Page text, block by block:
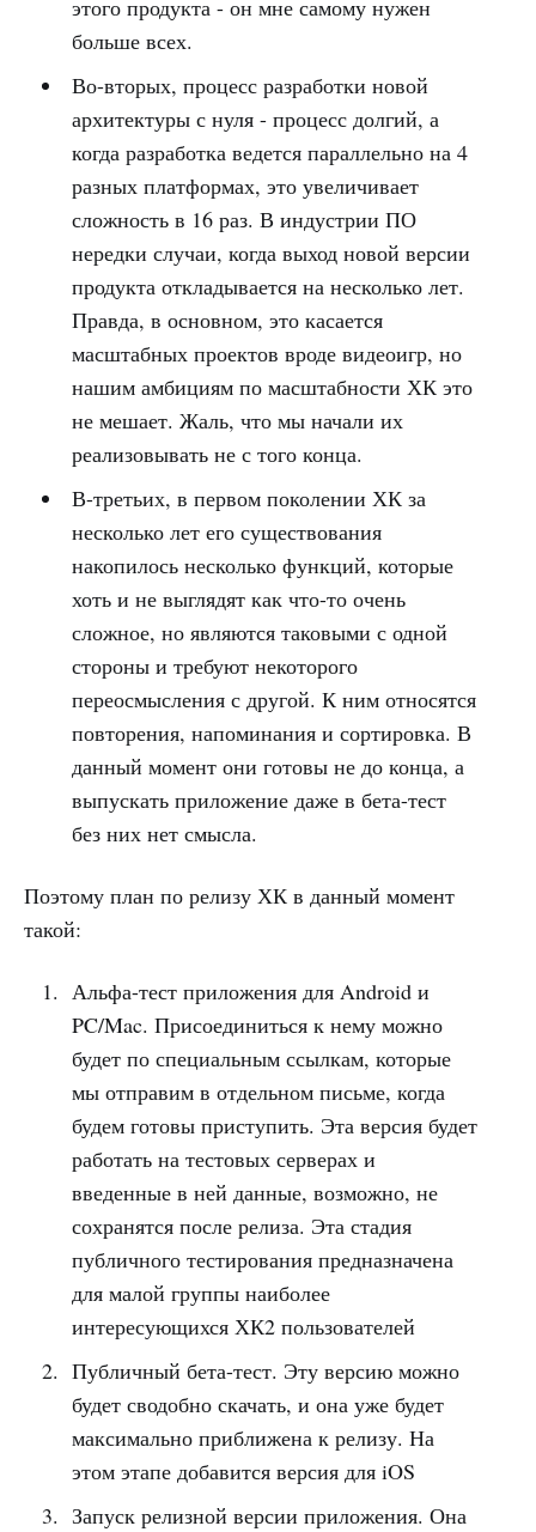
этого продукта - он мне самому нужен
больше всех.
Во-вторых, процесс разработки новой
архитектуры с нуля - процесс долгий, а
когда разработка ведется параллельно на 4
разных платформах, это увеличивает
сложность в 16 раз. В индустрии ПО
нередки случаи, когда выход новой версии
продукта откладывается на несколько лет.
Правда, в основном, это касается
масштабных проектов вроде видеоигр, но
нашим амбициям по масштабности ХК это
не мешает. Жаль, что мы начали их
реализовывать не с того конца.
В-третьих, в первом поколении ХК за
несколько лет его существования
накопилось несколько функций, которые
хоть и не выглядят как что-то очень
сложное, но являются таковыми с одной
стороны и требуют некоторого
переосмысления с другой. К ним относятся
повторения, напоминания и сортировка. В
данный момент они готовы не до конца, а
выпускать приложение даже в бета-тест
без них нет смысла.
Поэтому план по релизу ХК в данный момент
такой:
Альфа-тест приложения для Android и
PC/Mac. Присоединиться к нему можно
будет по специальным ссылкам, которые
мы отправим в отдельном письме, когда
будем готовы приступить. Эта версия будет
работать на тестовых серверах и
введенные в ней данные, возможно, не
сохранятся после релиза. Эта стадия
публичного тестирования предназначена
для малой группы наиболее
интересующихся ХК2 пользователей
Публичный бета-тест. Эту версию можно
будет сводобно скачать, и она уже будет
максимально приближена к релизу. На
этом этапе добавится версия для iOS
Запуск релизной версии приложения. Она